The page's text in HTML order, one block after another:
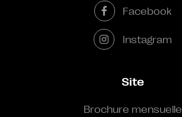
Facebook
Instagram
Site
Brochure mensuelle